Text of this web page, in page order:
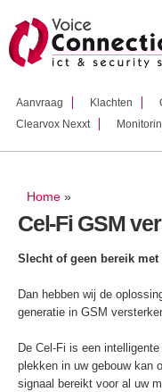
en
de
Aanvraag Klachten
Clearvox Nexxt
U bent hier
Home »
Cel-Fi GSM
Slecht of geen bereik
Dan hebben wij de
generatie in GSM
De Cel-Fi is een
plekken in uw gebouw kan
signaal bereikt voor al uw